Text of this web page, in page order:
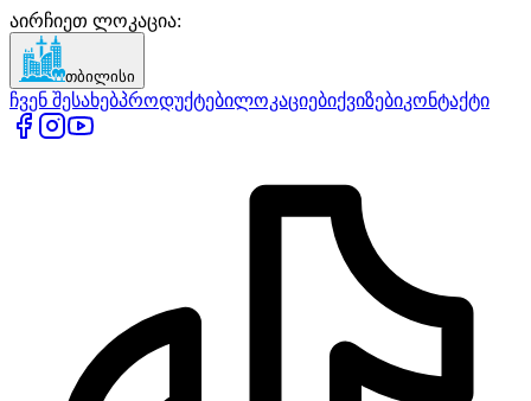
აირჩიეთ ლოკაცია:
თბილისი
ჩვენ შესახებპროდუქტებილოკაციებიქვიზებიკონტაქტი